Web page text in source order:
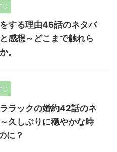
じ
する理由46話のネタバ
感想～どこまで触れら
。
じ
ラックの婚約42話のネ
久しぶりに穏やかな時
に？